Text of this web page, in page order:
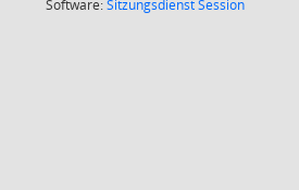
Software:SitzungsdienstSession(Wird in